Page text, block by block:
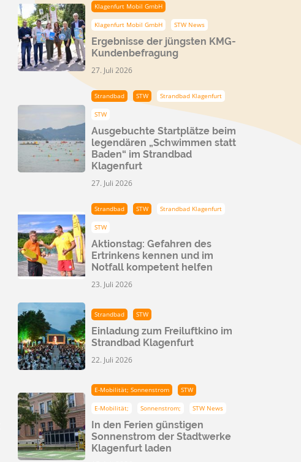
Klagenfurt Mobil GmbH
Klagenfurt Mobil GmbH STW News
Ergebnisse der jüngsten KMG-
Kundenbefragung
27. Juli 2026
Strandbad STW Strandbad Klagenfurt
STW
Ausgebuchte Startplätze beim
legendären „Schwimmen statt
Baden“ im Strandbad
Klagenfurt
27. Juli 2026
Strandbad STW Strandbad Klagenfurt
STW
Aktionstag: Gefahren des
Ertrinkens kennen und im
Notfall kompetent helfen
23. Juli 2026
Strandbad STW
Einladung zum Freiluftkino im
Strandbad Klagenfurt
22. Juli 2026
E-Mobilität; Sonnenstrom STW
E-Mobilität; Sonnenstrom; STW News
In den Ferien günstigen
Sonnenstrom der Stadtwerke
Klagenfurt laden